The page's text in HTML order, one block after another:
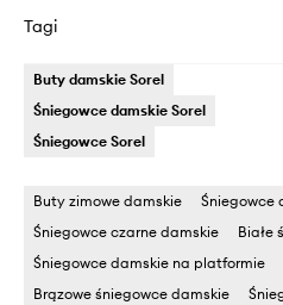
Tagi
Buty damskie Sorel
Śniegowce damskie Sorel
Śniegowce Sorel
Buty zimowe damskie
Śniegowce
Śniegowce czarne damskie
Białe
Śniegowce damskie na platformie
Brązowe śniegowce damskie